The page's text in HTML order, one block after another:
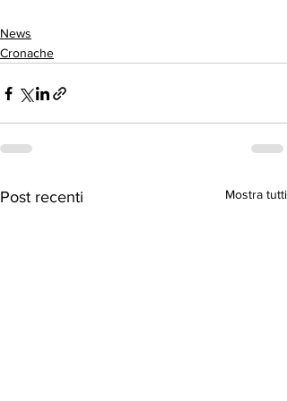
News
Cronache
Post recenti Mostra tutti